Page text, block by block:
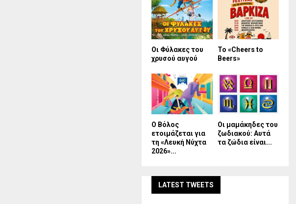
Οι Φύλακες του
χρυσού αυγού
Το «Cheers to
Beers»
Ο Βόλος
ετοιμάζεται για
τη «Λευκή Νύχτα
2026»...
Οι μαμάκηδες του
ζωδιακού: Αυτά
τα ζώδια είναι...
LATEST TWEETS